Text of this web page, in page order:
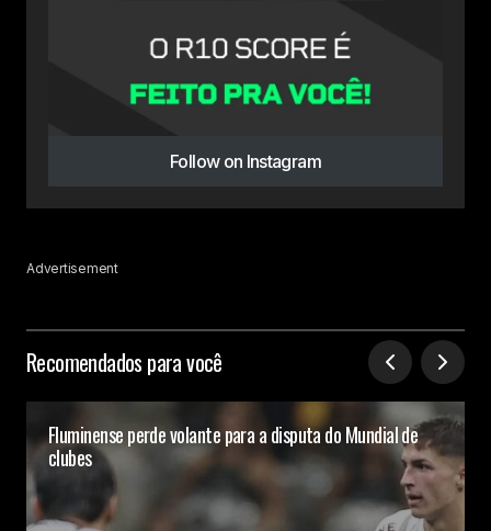
Follow on Instagram
Advertisement
Recomendados para você
Fluminense perde volante para a disputa do Mundial de
clubes